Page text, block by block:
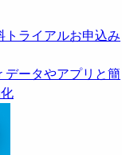
ライアルお申込み
データやアプリと簡